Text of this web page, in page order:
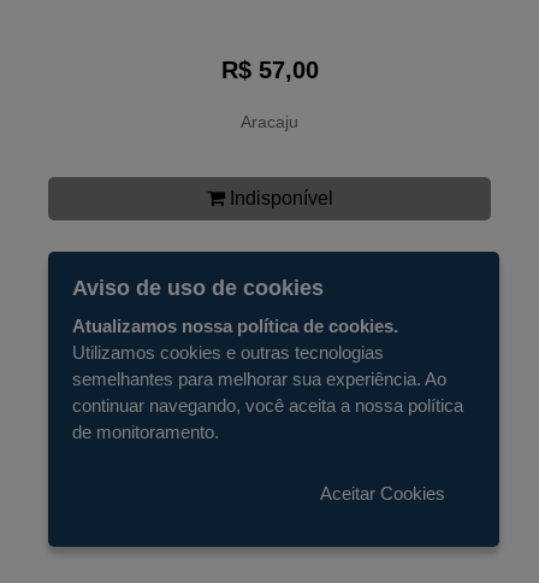
R$ 57,00
Aracaju
Indisponível
Aviso de uso de cookies
Atualizamos nossa política de cookies.
Utilizamos cookies e outras tecnologias
semelhantes para melhorar sua experiência. Ao
continuar navegando, você aceita a nossa política
de monitoramento.
Aceitar Cookies